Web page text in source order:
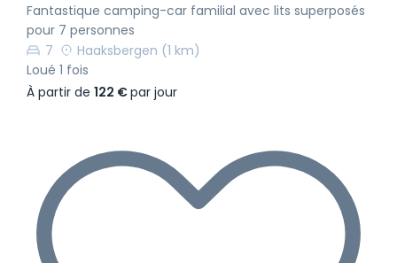
Fantastique camping-car familial avec lits superposés
pour 7 personnes
7
Haaksbergen (1 km)
Loué 1 fois
À partir de 122 €par jour